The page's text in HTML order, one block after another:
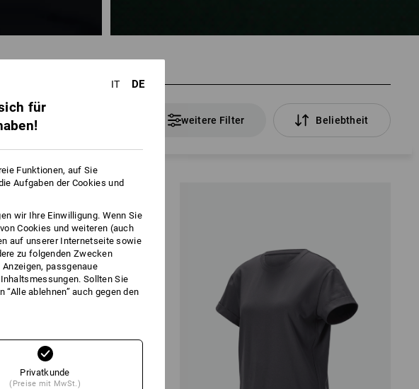
weitere Filter Beliebtheit
IT DE
für
Funktionen, auf Sie
Aufgaben der Cookies und
wir Ihre Einwilligung. Wenn Sie
Cookies und weiteren (auch
auf unserer Internetseite sowie
zu folgenden Zwecken
passgenaue
Sollten Sie
ablehnen” auch gegen den
Privatkunde
(Preise mit MwSt.)